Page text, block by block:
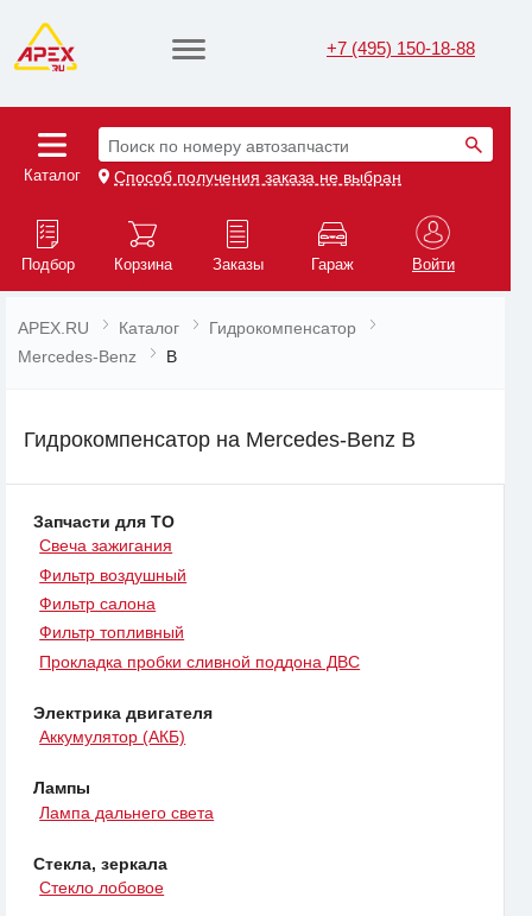
+7 (495) 150-18-88
Каталог
Поиск по номеру автозапчасти
Способ получения заказа не выбран
Подбор Корзина Заказы Гараж Войти
APEX.RU Каталог
Гидрокомпенсатор
Mercedes-Benz
B
Гидрокомпенсатор на Mercedes-Benz B
Запчасти для ТО
Свеча зажигания
Фильтр воздушный
Фильтр салона
Фильтр топливный
Прокладка пробки сливной поддона ДВС
Электрика двигателя
Аккумулятор (АКБ)
Лампы
Лампа дальнего света
Стекла, зеркала
Стекло лобовое